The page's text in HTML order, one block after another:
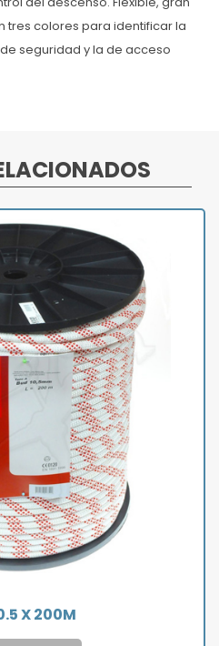
tres colores para identificar la
seguridad y la de acceso
X 200M